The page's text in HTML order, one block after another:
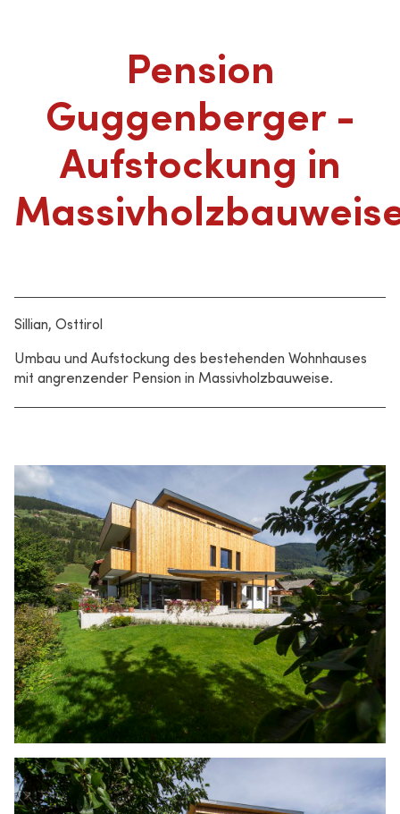
Pension
Guggenberger -
Aufstockung in
Sillian, Osttirol
Umbau und Aufstockung des bestehenden Wohnhauses
mit angrenzender Pension in Massivholzbauweise.